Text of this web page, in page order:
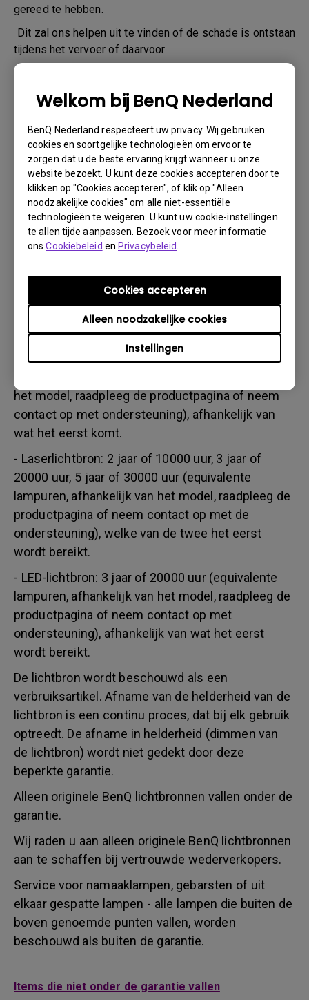
Welkom bij BenQ Nederland
BenQ Nederland respecteert uw privacy. Wij gebruiken
cookies en soortgelijke technologieën om ervoor te
zorgen dat u de beste ervaring krijgt wanneer u onze
website bezoekt. U kunt deze cookies accepteren door te
klikken op "Cookies accepteren", of klik op "Alleen
noodzakelijke cookies" om alle niet-essentiële
technologieën te weigeren. U kunt uw cookie-instellingen
te allen tijde aanpassen. Bezoek voor meer informatie
onsCookiebeleid enPrivacybeleid
Instellingen
Alleen noodzakelijke cookies
Cookies accepteren
gereed te hebben.
Dit zal ons helpen uit te vinden of de schade is ontstaan
tijdens het vervoer of daarvoor
1. Informeer BenQ via Internet of de detaillist zo
a. het verpakkingsmateriaal (binnen- en buitenzijde)
b. de fysieke schade
3. Denk er vooral aan de factuur en het afleverbericht
gereed te hebben
4. Gebruik het product niet, omdat gebruikersuren kunnen
worden gecontroleerd.
Garantie Beperking
Garantie op de lamp (hierna lichtbron genoemd) is
gebaseerd op het type lichtbron en is beperkt tot:
- Lamp (UHP) lichtbron: 1 jaar of 2000 uur/ 3 jaar
het model, raadpleeg de productpagina of neem
contact op met ondersteuning), afhankelijk van
wat het eerst komt.
- Laserlichtbron: 2 jaar of 10000 uur, 3 jaar of
20000 uur, 5 jaar of 30000 uur (equivalente
lampuren, afhankelijk van het model, raadpleeg de
productpagina of neem contact op met de
ondersteuning), welke van de twee het eerst
wordt bereikt.
- LED-lichtbron: 3 jaar of 20000 uur (equivalente
lampuren, afhankelijk van het model, raadpleeg de
productpagina of neem contact op met
ondersteuning), afhankelijk van wat het eerst
wordt bereikt.
De lichtbron wordt beschouwd als een
verbruiksartikel. Afname van de helderheid van de
lichtbron is een continu proces, dat bij elk gebruik
optreedt. De afname in helderheid (dimmen van
de lichtbron) wordt niet gedekt door deze
beperkte garantie.
Alleen originele BenQ lichtbronnen vallen onder de
garantie.
Wij raden u aan alleen originele BenQ lichtbronnen
aan te schaffen bij vertrouwde wederverkopers.
Service voor namaaklampen, gebarsten of uit
elkaar gespatte lampen - alle lampen die buiten de
boven genoemde punten vallen, worden
beschouwd als buiten de garantie.
Items die niet onder de garantie vallen